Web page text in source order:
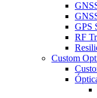
GPS
RF
Custom